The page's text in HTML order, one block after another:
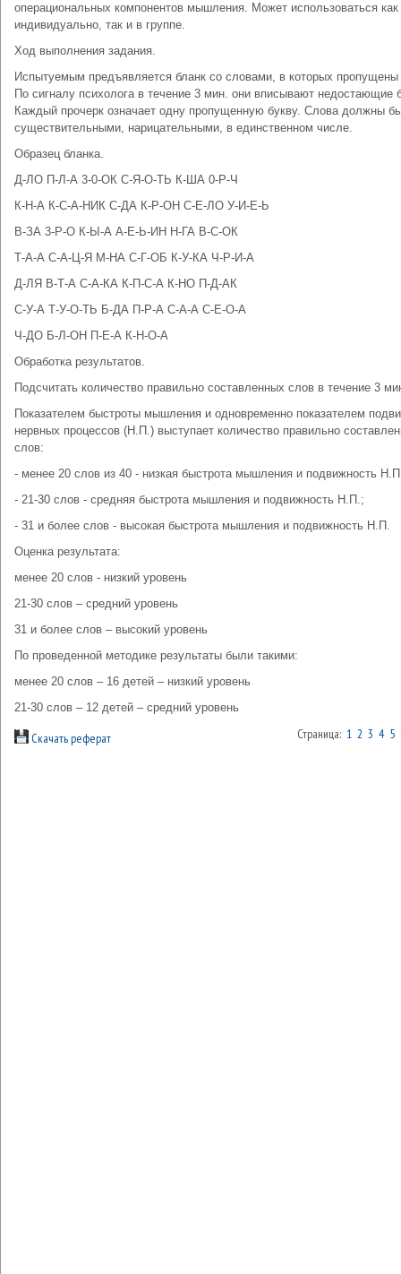
операциональных компонентов мышления. Может использоваться как
индивидуально, так и в группе.
Ход выполнения задания.
Испытуемым предъявляется бланк со словами, в которых пропущены
По сигналу психолога в течение 3 мин. они вписывают недостающие
Каждый прочерк означает одну пропущенную букву. Слова должны
существительными, нарицательными, в единственном числе.
Образец бланка.
Д-ЛО П-Л-А 3-0-ОК С-Я-О-ТЬ К-ША 0-Р-Ч
К-Н-А К-С-А-НИК С-ДА К-Р-ОН С-Е-ЛО У-И-Е-Ь
В-ЗА 3-Р-О К-Ы-А А-Е-Ь-ИН Н-ГА В-С-ОК
Т-А-А С-А-Ц-Я М-НА С-Г-ОБ К-У-КА Ч-Р-И-А
Д-ЛЯ В-Т-А С-А-КА К-П-С-А К-НО П-Д-АК
С-У-А Т-У-О-ТЬ Б-ДА П-Р-А С-А-А С-Е-О-А
Ч-ДО Б-Л-ОН П-Е-А К-Н-О-А
Обработка результатов.
Подсчитать количество правильно составленных слов в течение 3
Показателем быстроты мышления и одновременно показателем
нервных процессов (Н.П.) выступает количество правильно
слов:
- менее 20 слов из 40 - низкая быстрота мышления и подвижность
- 21-30 слов - средняя быстрота мышления и подвижность Н.П.;
- 31 и более слов - высокая быстрота мышления и подвижность Н.П.
Оценка результата:
менее 20 слов - низкий уровень
21-30 слов – средний уровень
31 и более слов – высокий уровень
По проведенной методике результаты были такими:
менее 20 слов – 16 детей – низкий уровень
21-30 слов – 12 детей – средний уровень
Скачать реферат Страница: 1 2 3 4 5